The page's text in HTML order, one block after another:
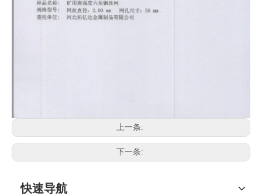
上一条:
下一条:
快速导航